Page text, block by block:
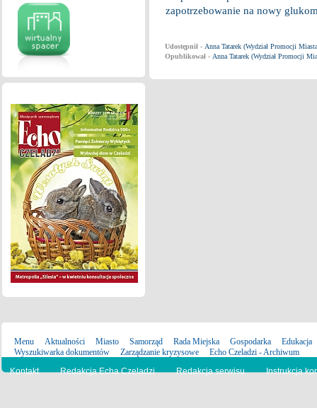
zapotrzebowanie na nowy
Udostępnił - Anna Tatarek (Wydział Promocji
Opublikował - Anna Tatarek (Wydział Promocji
Menu Aktualności Miasto Samorząd Rada Miejska Gospodarka
Edukacja
Wyszukiwarka dokumentów
Zarządzanie kryzysowe
Echo Czeladzi - Archiwum
Kontakt
Redakcja Echa Czeladzi Redakcja serwisu Instrukcja